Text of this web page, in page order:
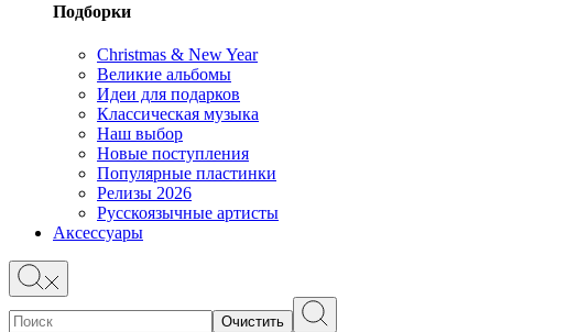
Подборки
Christmas & New Year
Великие альбомы
Идеи для подарков
Классическая музыка
Наш выбор
Новые поступления
Популярные пластинки
Релизы 2026
Русскоязычные артисты
Аксессуары
Очистить